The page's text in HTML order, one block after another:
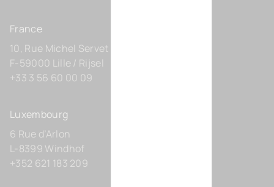
France
10, Rue Michel Servet
F-59000 Lille / Rijsel
+33 3 56 60 00 09
Luxembourg
6 Rue d’Arlon
L-8399 Windhof
+352 621 183 209